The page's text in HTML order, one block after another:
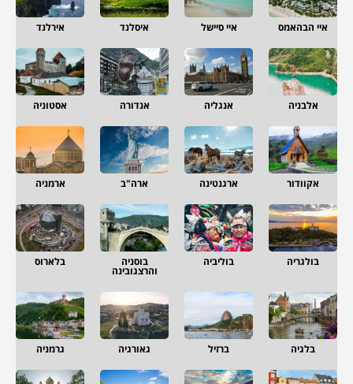
איי הבהאמס איי סיישל איסלנד אירלנד
אלבניה אנגליה אנדורה אסטוניה
אקוודור ארגנטינה ארה"ב ארמניה
בולגריה בוליביה בוסניה
והרצגובינה
בלארוס
בלגיה ברזיל גאורגיה גרמניה